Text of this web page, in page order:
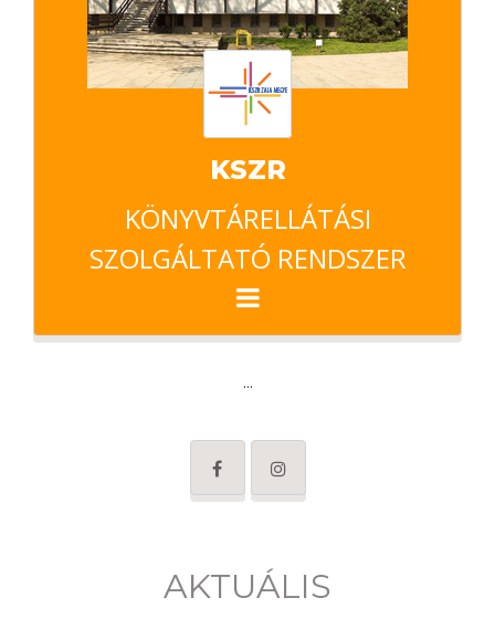
KSZR
KÖNYVTÁRELLÁTÁSI
SZOLGÁLTATÓ RENDSZER
...
AKTUÁLIS